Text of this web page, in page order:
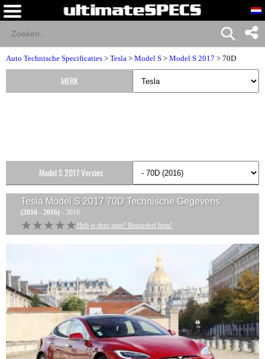
Auto Technische Specificaties > Tesla > Model S > Model S 2017 > 70D
Tesla Model S 2017 70D Technische Gegevens
(2016 - 2016) - 2016
★★★★★
★★★★★ Heb je deze auto? Beoordeel hem!
MERK
Model S 2017 Versies